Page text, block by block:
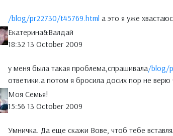
/blog/pr22730/t45769.html а это я уже
Екатерина&Валдай
18:32 13 October 2009
у меня была такая проблема,спрашивала/blog/
ответики.а потом я бросила досих пор не
Моя Семья!
15:56 13 October 2009
Умничка. Да еще скажи Вове, чтоб тебе